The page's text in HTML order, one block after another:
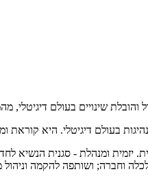
והובלת שינויים בעולם דיגיטלי,
בעולם דיגיטלי. היא
יזמית ומנהלת - סגנית הנשיא
וחברה; ושותפה להקמה וניהול